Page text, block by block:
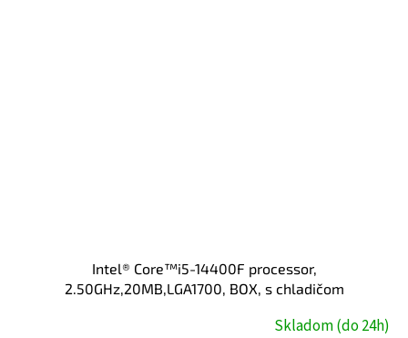
Intel® Core™i5-14400F processor,
2.50GHz,20MB,LGA1700, BOX, s chladičom
Skladom (do 24h)